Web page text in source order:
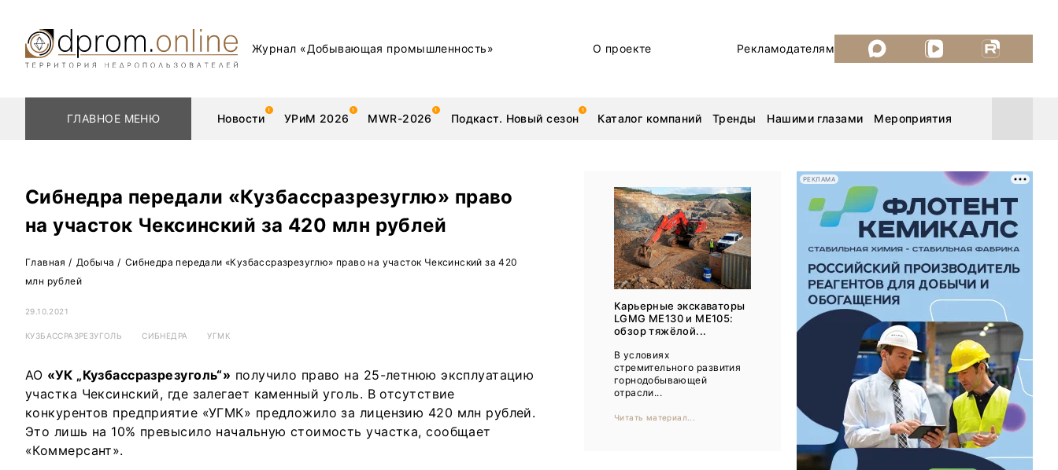
Журнал «Добывающая промышленность» О проекте Рекламодателям
ГЛАВНОЕ МЕНЮ Новости УРиМ 2026 MWR-2026 Подкаст. Новый сезон Каталог компаний Тренды Нашими глазами Мероприятия
Геологоразведка
Обогащение
Редкоземельные металлы
Золото Техника и технологии
Интервью
Мероприятия
Уголь России и Майнинг 2026
MiningWorld Russia 2026
ДП Подкаст. Новый сезон
Рудник 2025
MiningWorld Russia 2025
Уголь России и Майнинг 2025
Рудник 2024 | Обзор выставки
Сибнедра передали «Кузбассразрезуглю» право
на участок Чексинский за 420 млн рублей
Главная / Добыча / Сибнедра передали «Кузбассразрезуглю» право на участок Чексинский за 420
млн рублей
29.10.2021
КУЗБАССРАЗРЕЗУГОЛЬ СИБНЕДРА УГМК
АО «УК „Кузбассразрезуголь“» получило право на 25-летнюю эксплуатацию
участка Чексинский, где залегает каменный уголь. В отсутствие
конкурентов предприятие «УГМК» предложило за лицензию 420 млн рублей.
Это лишь на 10% превысило начальную стоимость участка, сообщает
«Коммерсант».
Карьерные экскаваторы
LGMG ME130 и ME105:
обзор тяжёлой...
В условиях
стремительного развития
горнодобывающей
отрасли...
Читать материал...
РЕКЛАМА